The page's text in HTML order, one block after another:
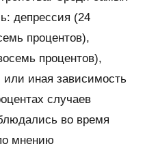
депрессия (24
процентов),
процентов),
или иная зависимость
случаев
во время
мнению